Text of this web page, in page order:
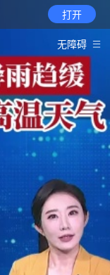
打开
无障碍